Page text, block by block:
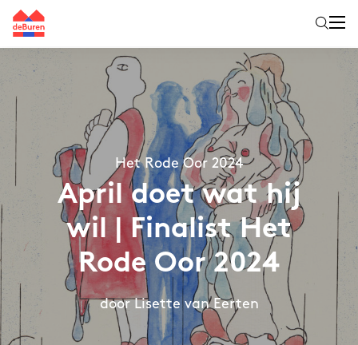
Het Rode Oor 2024
April doet wat hij
wil | Finalist Het
Rode Oor 2024
door Lisette van Eerten